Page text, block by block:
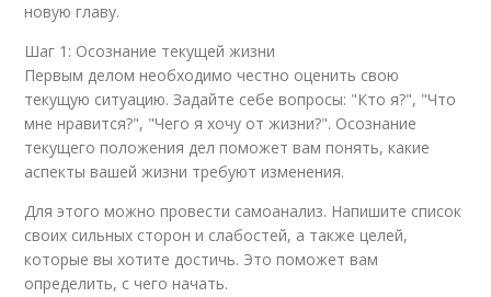
новую главу.
Шаг 1: Осознание текущей жизни
Первым делом необходимо честно оценить свою
текущую ситуацию. Задайте себе вопросы: "Кто я?", "Что
мне нравится?", "Чего я хочу от жизни?". Осознание
текущего положения дел поможет вам понять, какие
аспекты вашей жизни требуют изменения.
Для этого можно провести самоанализ. Напишите список
своих сильных сторон и слабостей, а также целей,
которые вы хотите достичь. Это поможет вам
определить, с чего начать.